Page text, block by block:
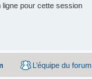
pour cette session
L’équipe du forum